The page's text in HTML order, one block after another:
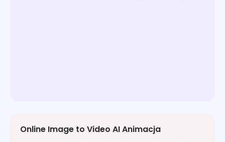
Online Image to Video AI Animacja